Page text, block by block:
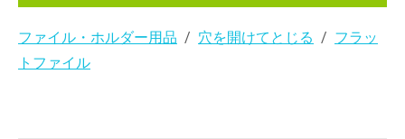
ファイル・ホルダー用品 穴を開けてとじる
フラッ
トファイル